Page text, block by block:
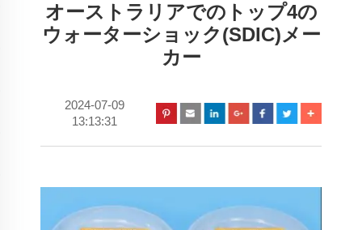
オーストラリアでのトップ4の
ウォーターショック(SDIC)メー
カー
2024-07-09
13:13:31